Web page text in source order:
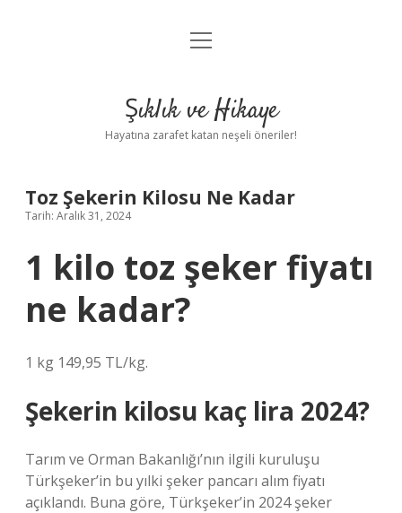
Anasayfa
Yasal Uyarı
menüyü
Şıklık ve Hikaye
Hayatına zarafet katan neşeli öneriler!
Toz Şekerin Kilosu Ne Kadar
Tarih: Aralık 31, 2024
1 kilo toz şeker fiyatı
ne kadar?
1 kg 149,95 TL/kg.
Şekerin kilosu kaç lira 2024?
Tarım ve Orman Bakanlığı’nın ilgili kuruluşu
Türkşeker’in bu yılki şeker pancarı alım fiyatı
açıklandı. Buna göre, Türkşeker’in 2024 şeker